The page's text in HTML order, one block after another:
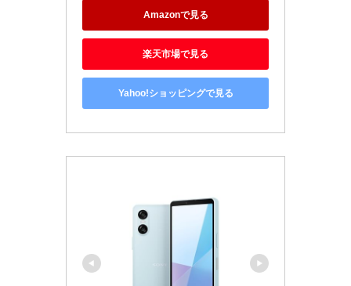
Amazonで見る
楽天市場で見る
Yahoo!ショッピングで見る